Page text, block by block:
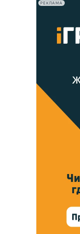
РЕКЛАМА